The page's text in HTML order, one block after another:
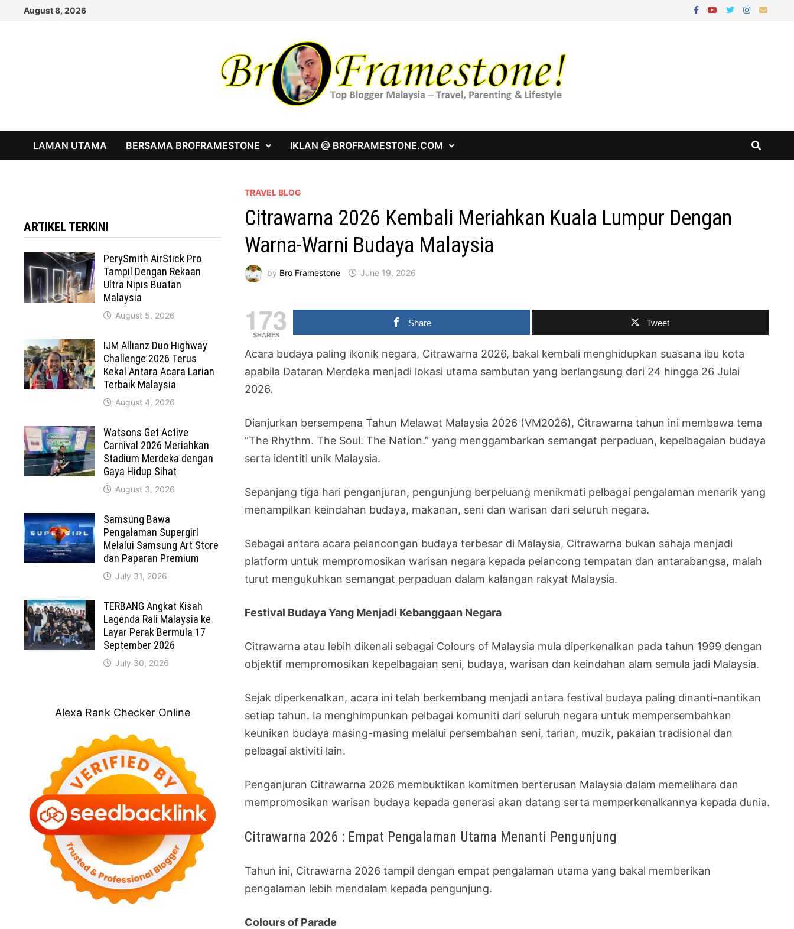
August 8, 2026
LAMAN UTAMA BERSAMA BROFRAMESTONE IKLAN @ BROFRAMESTONE.COM
TRAVEL BLOG
Citrawarna 2026 Kembali Meriahkan Kuala Lumpur Dengan
Warna-Warni Budaya Malaysia
by Bro Framestone June 19, 2026
173
SHARES
Share Tweet
Acara budaya paling ikonik negara, Citrawarna 2026, bakal kembali menghidupkan suasana ibu kota
apabila Dataran Merdeka menjadi lokasi utama sambutan yang berlangsung dari 24 hingga 26 Julai
2026.
Dianjurkan bersempena Tahun Melawat Malaysia 2026 (VM2026), Citrawarna tahun ini membawa tema
“The Rhythm. The Soul. The Nation.” yang menggambarkan semangat perpaduan, kepelbagaian budaya
serta identiti unik Malaysia.
Sepanjang tiga hari penganjuran, pengunjung berpeluang menikmati pelbagai pengalaman menarik yang
menampilkan keindahan budaya, makanan, seni dan warisan dari seluruh negara.
Sebagai antara acara pelancongan budaya terbesar di Malaysia, Citrawarna bukan sahaja menjadi
platform untuk mempromosikan warisan negara kepada pelancong tempatan dan antarabangsa, malah
turut mengukuhkan semangat perpaduan dalam kalangan rakyat Malaysia.
Festival Budaya Yang Menjadi Kebanggaan Negara
Citrawarna atau lebih dikenali sebagai Colours of Malaysia mula diperkenalkan pada tahun 1999 dengan
objektif mempromosikan kepelbagaian seni, budaya, warisan dan keindahan alam semula jadi Malaysia.
Sejak diperkenalkan, acara ini telah berkembang menjadi antara festival budaya paling dinanti-nantikan
setiap tahun. Ia menghimpunkan pelbagai komuniti dari seluruh negara untuk mempersembahkan
keunikan budaya masing-masing melalui persembahan seni, tarian, muzik, pakaian tradisional dan
pelbagai aktiviti lain.
Penganjuran Citrawarna 2026 membuktikan komitmen berterusan Malaysia dalam memelihara dan
mempromosikan warisan budaya kepada generasi akan datang serta memperkenalkannya kepada dunia.
Citrawarna 2026 : Empat Pengalaman Utama Menanti Pengunjung
Tahun ini, Citrawarna 2026 tampil dengan empat pengalaman utama yang bakal memberikan
pengalaman lebih mendalam kepada pengunjung.
Colours of Parade
ARTIKEL TERKINI
PerySmith AirStick Pro
Tampil Dengan Rekaan
Ultra Nipis Buatan
Malaysia
August 5, 2026
IJM Allianz Duo Highway
Challenge 2026 Terus
Kekal Antara Acara Larian
Terbaik Malaysia
August 4, 2026
Watsons Get Active
Carnival 2026 Meriahkan
Stadium Merdeka dengan
Gaya Hidup Sihat
August 3, 2026
Samsung Bawa
Pengalaman Supergirl
Melalui Samsung Art Store
dan Paparan Premium
July 31, 2026
TERBANG Angkat Kisah
Lagenda Rali Malaysia ke
Layar Perak Bermula 17
September 2026
July 30, 2026
Alexa Rank Checker Online